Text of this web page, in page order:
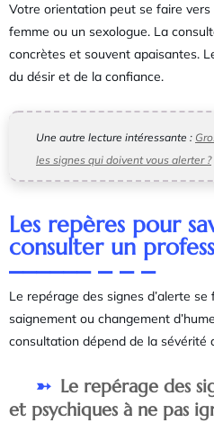
Votre orientation peut se faire
femme ou un sexologue. La
concrètes et souvent apaisantes.
du désir et de la confiance.
Une autre lecture intéressante :
les signes qui doivent vous alerter ?
Les repères pour
consulter un
Le repérage des signes d’alerte
saignement ou changement
consultation dépend de la sévérité
Le repérage des
et psychiques à ne pas